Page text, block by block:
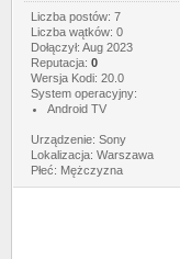
Liczba postów: 7
Liczba wątków: 0
Dołączył: Aug 2023
Reputacja: 0
Wersja Kodi: 20.0
System operacyjny:
Android TV
Urządzenie: Sony
Lokalizacja: Warszawa
Płeć: Mężczyzna